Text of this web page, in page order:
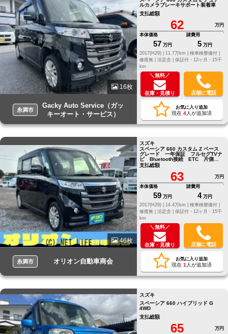
16枚
糸満市
Gacky Auto Service（ガッ
キーオート・サービス）
ルカメラブレーキサポート装着車
支払総額
62
万円
本体価格
57 万円
諸費用
5 万円
2017(H29) |
11.7万km |
検車検整備付 |
修復無 | 法定含 | 保証付・12ヶ月・15千
km
＼無料／
在庫・見積り 店舗に電話
お気に入り追加
現在 4人が追加済
46枚
糸満市 オリオン自動車商会
スズキ
スペーシア 660 カスタム Z ベース
グレード 一年保証 フルセグTVナ
ビ Bluetooth接続 ETC 片側パ
ワースライドドア
支払総額
63
万円
本体価格
59 万円
諸費用
4 万円
2017(H29) |
14.4万km |
検車検整備付 |
修復無 | 法定含 | 保証付・12ヶ月・15千
km
＼無料／
在庫・見積り 店舗に電話
お気に入り追加
現在 1 人が追加済
スズキ
スペーシア 660 ハイブリッド G
4WD
支払総額
65 万円